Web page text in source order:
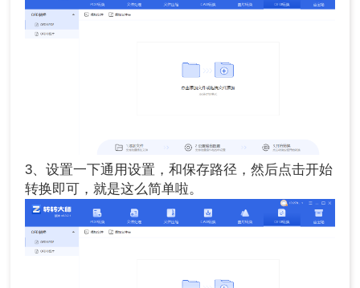
3、设置一下通用设置，和保存路径，然后点击开始
转换即可，就是这么简单啦。